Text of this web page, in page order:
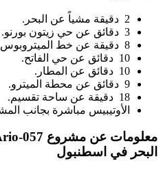
2 دقيقة مشياً عن البحر.
3 دقائق عن حي زيتون بورنو.
8 دقيقة عن خط الميتروبوس.
10 دقائق عن حي الفاتح.
10 دقائق عن المطار.
9 دقائق عن محطة الميترو.
18 دقيقة عن ساحة تقسيم.
الأوتيبيس مباشرة بجانب
معلومات عن مشروع
البحر في اسطنبول